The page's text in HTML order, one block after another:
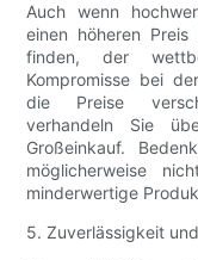
Auch wenn
einen höheren
finden, der
Kompromisse bei
die Preise
verhandeln Sie
Großeinkauf.
möglicherweise
minderwertige
5. Zuverlässigkeit